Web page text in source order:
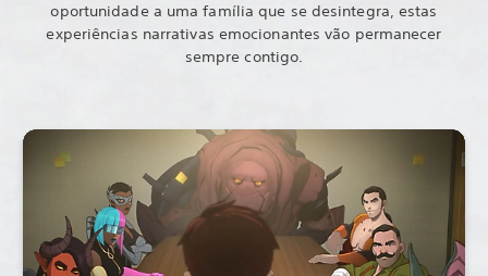
oportunidade a uma família que se desintegra, estas
experiências narrativas emocionantes vão permanecer
sempre contigo.